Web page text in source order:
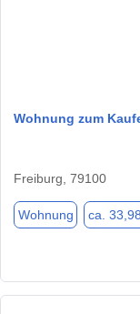
Wohnung zum
Freiburg, 79100
Wohnung ca.